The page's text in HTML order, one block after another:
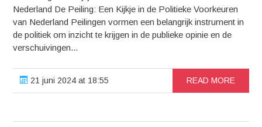
Nederland De Peiling: Een Kijkje in de Politieke Voorkeuren
van Nederland Peilingen vormen een belangrijk instrument in
de politiek om inzicht te krijgen in de publieke opinie en de
verschuivingen...
21 juni 2024 at 18:55 READ MORE